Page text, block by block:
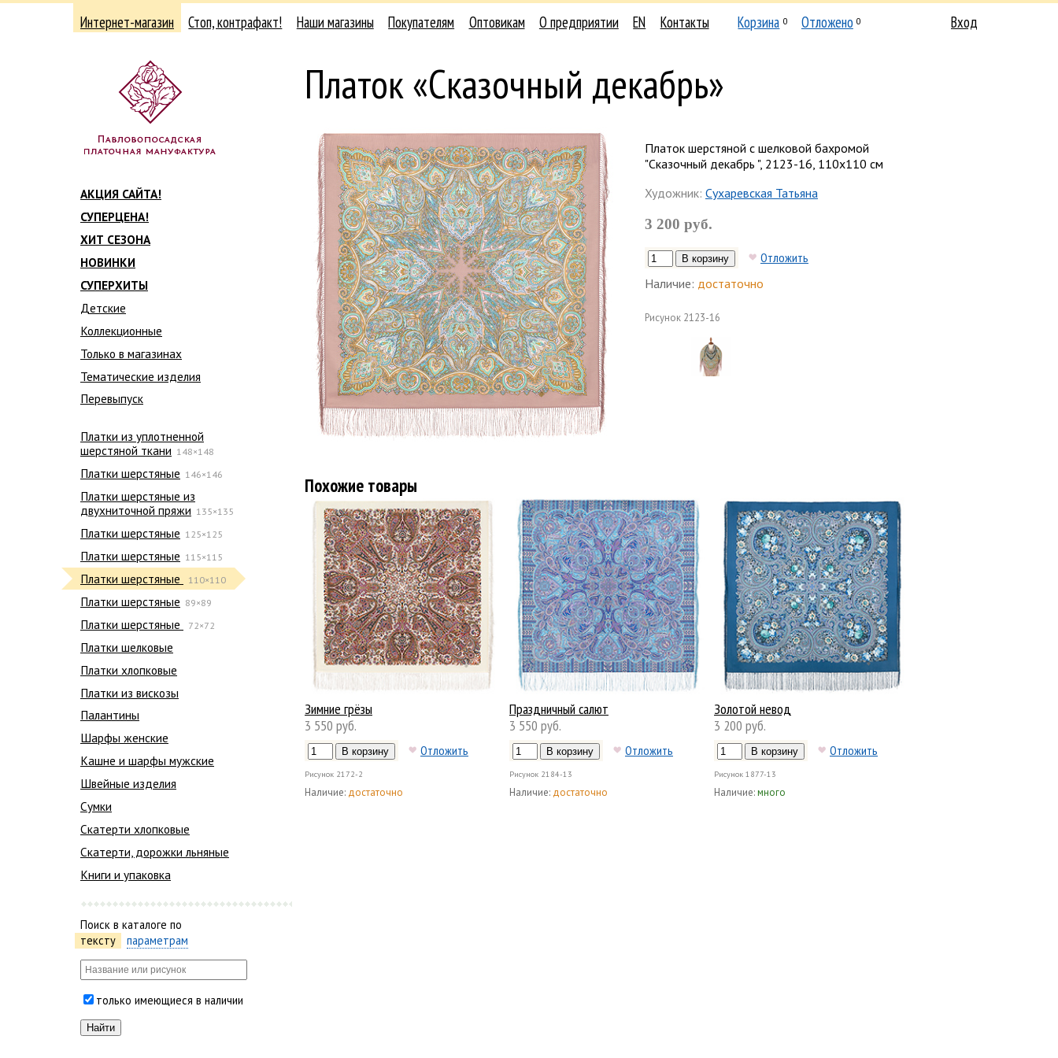
Интернет-магазин Стоп, контрафакт! Наши магазины Покупателям Оптовикам О предприятии EN Контакты Корзина 0 Отложено 0 Вход
АКЦИЯ САЙТА!
СУПЕРЦЕНА!
ХИТ СЕЗОНА
НОВИНКИ
СУПЕРХИТЫ
Детские
Коллекционные
Только в магазинах
Тематические изделия
Перевыпуск
Платки из уплотненной
шерстяной ткани 148×148
Платки шерстяные 146×146
Платки шерстяные из
двухниточной пряжи 135×135
Платки шерстяные 125×125
Платки шерстяные 115×115
Платки шерстяные 110×110
Платки шерстяные 89×89
Платки шерстяные 72×72
Платки шелковые
Платки хлопковые
Платки из вискозы
Палантины
Шарфы женские
Кашне и шарфы мужские
Швейные изделия
Сумки
Скатерти хлопковые
Скатерти, дорожки льняные
Книги и упаковка
Поиск в каталоге по
тексту
параметрам
только имеющиеся в наличии
Платок «Сказочный декабрь»
Платок шерстяной с шелковой бахромой
"Сказочный декабрь ", 2123-16, 110х110 см
Художник: Сухаревская Татьяна
3 200 руб.
Отложить
Наличие: достаточно
Рисунок 2123-16
Похожие товары
Зимние грёзы
3 550 руб.
Отложить
Рисунок 2172-2
Наличие: достаточно
Праздничный салют
3 550 руб.
Отложить
Рисунок 2184-13
Наличие: достаточно
Золотой невод
3 200 руб.
Отложить
Рисунок 1877-13
Наличие:много